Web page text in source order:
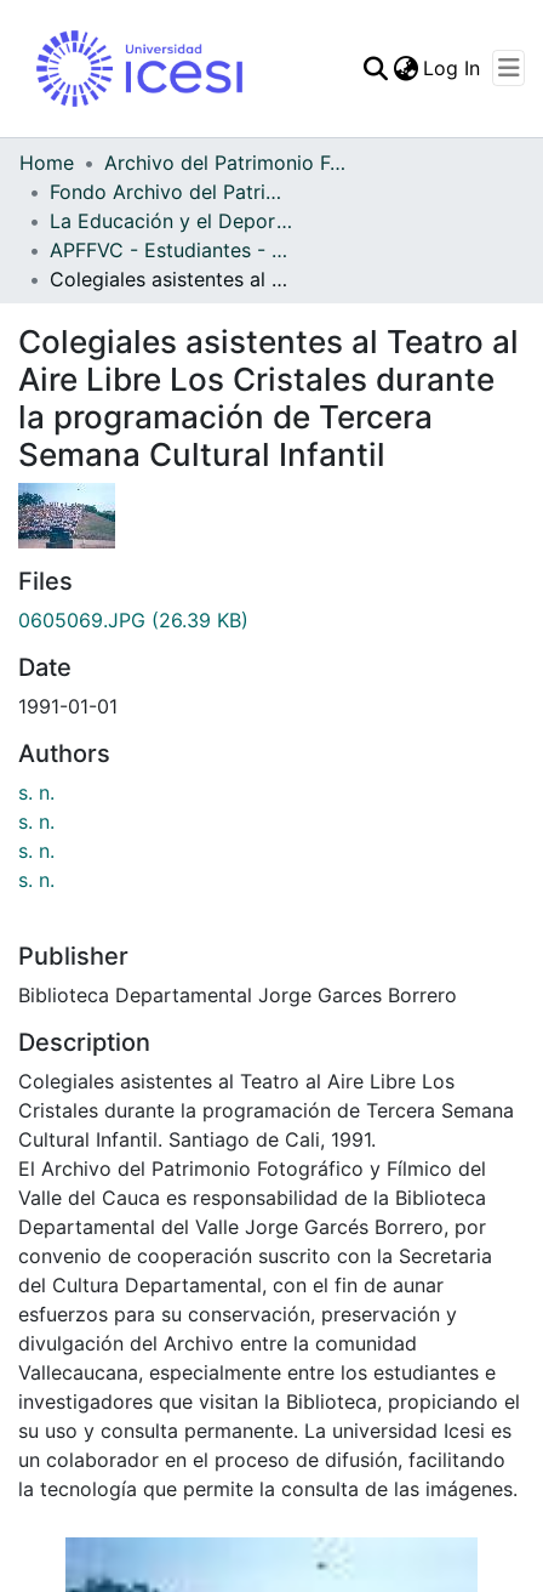
Log In
Home
Archivo del Patrimonio Fotográfico y Fílmico del Valle del Cauca
Fondo Archivo del Patrimonio Fotográfico y Fílmico del Valle del Cauca
La Educación y el Deporte
APFFVC - Estudiantes - Patrimonial
Colegiales asistentes al Teatro al Aire Libre Los Cristales durante la programación de Tercera Semana Cultural Infantil
Colegiales asistentes al Teatro al
Aire Libre Los Cristales durante
la programación de Tercera
Semana Cultural Infantil
Files
0605069.JPG (26.39 KB)
Date
1991-01-01
Authors
s. n.
s. n.
s. n.
s. n.
Publisher
Biblioteca Departamental Jorge Garces Borrero
Description
Colegiales asistentes al Teatro al Aire Libre Los
Cristales durante la programación de Tercera Semana
Cultural Infantil. Santiago de Cali, 1991.
El Archivo del Patrimonio Fotográfico y Fílmico del
Valle del Cauca es responsabilidad de la Biblioteca
Departamental del Valle Jorge Garcés Borrero, por
convenio de cooperación suscrito con la Secretaria
del Cultura Departamental, con el fin de aunar
esfuerzos para su conservación, preservación y
divulgación del Archivo entre la comunidad
Vallecaucana, especialmente entre los estudiantes e
investigadores que visitan la Biblioteca, propiciando el
su uso y consulta permanente. La universidad Icesi es
un colaborador en el proceso de difusión, facilitando
la tecnología que permite la consulta de las imágenes.